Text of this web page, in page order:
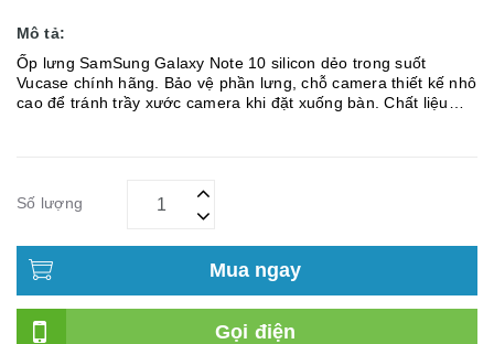
Mô tả:
Ốp lưng SamSung Galaxy Note 10 silicon dẻo trong suốt
Vucase chính hãng. Bảo vệ phần lưng, chỗ camera thiết kế nhô
cao để tránh trầy xước camera khi đặt xuống bàn. Chất liệu
Số lượng
Mua ngay
Gọi điện